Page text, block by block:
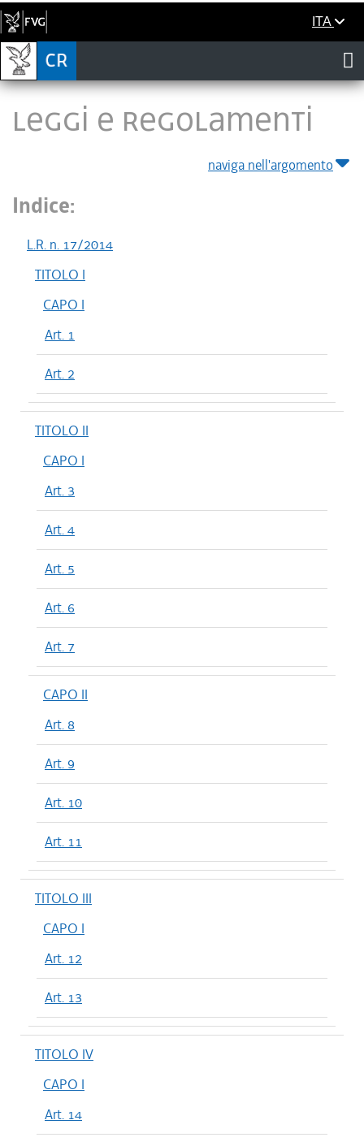
ITA
LEGGI E REGOLAMENTI
naviga nell'argomento
Indice:
L.R. n. 17/2014
TITOLO I
CAPO I
Art. 1
Art. 2
TITOLO II
CAPO I
Art. 3
Art. 4
Art. 5
Art. 6
Art. 7
CAPO II
Art. 8
Art. 9
Art. 10
Art. 11
TITOLO III
CAPO I
Art. 12
Art. 13
TITOLO IV
CAPO I
Art. 14